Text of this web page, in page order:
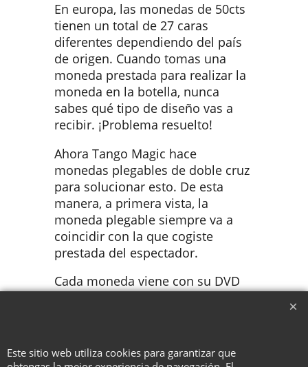
En europa, las monedas de 50cts
tienen un total de 27 caras
diferentes dependiendo del país
de origen. Cuando tomas una
moneda prestada para realizar la
moneda en la botella, nunca
sabes qué tipo de diseño vas a
recibir. ¡Problema resuelto!
Ahora Tango Magic hace
monedas plegables de doble cruz
para solucionar esto. De esta
manera, a primera vista, la
moneda plegable siempre va a
coincidir con la que cogiste
prestada del espectador.
Cada moneda viene con su DVD
Este sitio web utiliza cookies para garantizar que